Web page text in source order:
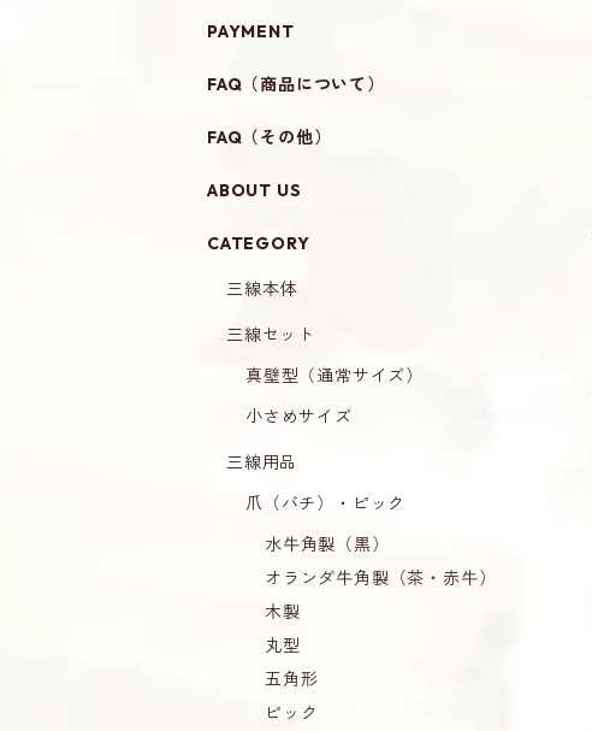
PAYMENT
FAQ（商品について）
FAQ（その他）
ABOUT US
CATEGORY
三線本体
三線セット
真壁型（通常サイズ）
小さめサイズ
三線用品
爪（バチ）・ピック
水牛角製（黒）
オランダ牛角製（茶・赤牛）
木製
丸型
五角形
ピック